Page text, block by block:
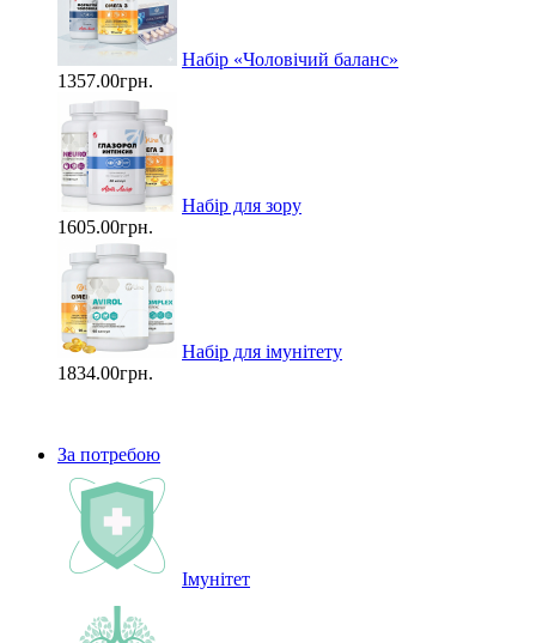
Набір «Чоловічий баланс»
1357.00грн.
Набір для зору
1605.00грн.
Набір для імунітету
1834.00грн.
За потребою
Імунітет